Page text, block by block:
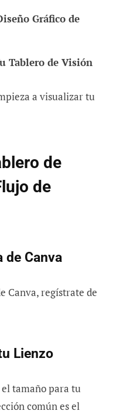
Gráfico de
Tablero de Visión
a visualizar tu
de
de
de Canva
Canva, regístrate de
Lienzo
tamaño para tu
común es el